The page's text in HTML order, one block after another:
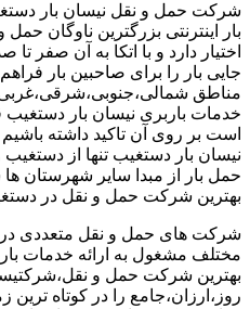
شرکت حمل و نقل نیسان بار
بار اینترنتی بزرگترین ناوگان
اختیار دارد و با اتکا به آن صفر
جایی بار را برای صاحبین بار
مناطق
خدمات باربری نیسان بار دستغیب
است بر روی آن تاکید داشته
نیسان بار دستغیب تنها از
حمل بار از مبدا سایر شهرستان
بهترین شرکت حمل و نقل در
شرکت های حمل و نقل متعددی
مختلف مشغول به ارائه خدمات
بهترین شرکت حمل و
روز،ارزان،جامع را در کوتاه